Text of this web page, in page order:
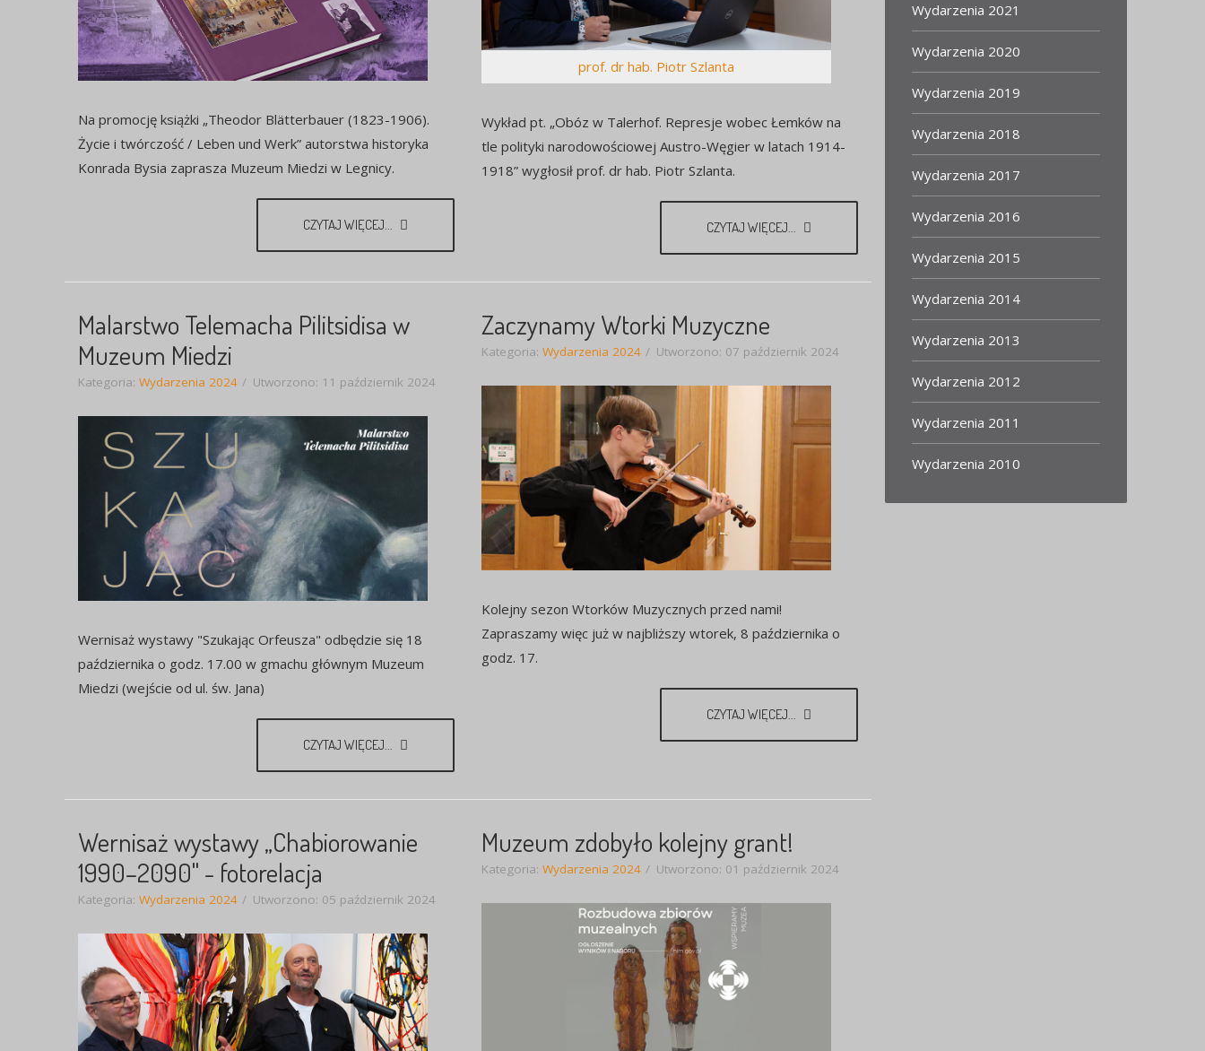
Na promocję książki „Theodor Blätterbauer (1823-1906).
Życie i twórczość / Leben und Werk” autorstwa historyka
Konrada Bysia zaprasza Muzeum Miedzi w Legnicy.
CZYTAJ WIĘCEJ...
prof. dr hab. Piotr Szlanta
Wykład pt. „Obóz w Talerhof. Represje wobec Łemków na
tle polityki narodowościowej Austro-Węgier w latach 1914-
1918” wygłosił prof. dr hab. Piotr Szlanta.
CZYTAJ WIĘCEJ...
Malarstwo Telemacha Pilitsidisa w
Muzeum Miedzi
Kategoria: Wydarzenia 2024 Utworzono: 11 październik 2024
Wernisaż wystawy "Szukając Orfeusza" odbędzie się 18
października o godz. 17.00 w gmachu głównym Muzeum
Miedzi (wejście od ul. św. Jana)
CZYTAJ WIĘCEJ...
Zaczynamy Wtorki Muzyczne
Kategoria: Wydarzenia 2024 Utworzono: 07 październik 2024
Kolejny sezon Wtorków Muzycznych przed nami!
Zapraszamy więc już w najbliższy wtorek, 8 października o
godz. 17.
CZYTAJ WIĘCEJ...
Wernisaż wystawy „Chabiorowanie
1990–2090" - fotorelacja
Kategoria: Wydarzenia 2024 Utworzono: 05 październik 2024
Muzeum zdobyło kolejny grant!
Kategoria: Wydarzenia 2024 Utworzono: 01 październik 2024
Wydarzenia 2021
Wydarzenia 2020
Wydarzenia 2019
Wydarzenia 2018
Wydarzenia 2017
Wydarzenia 2016
Wydarzenia 2015
Wydarzenia 2014
Wydarzenia 2013
Wydarzenia 2012
Wydarzenia 2011
Wydarzenia 2010